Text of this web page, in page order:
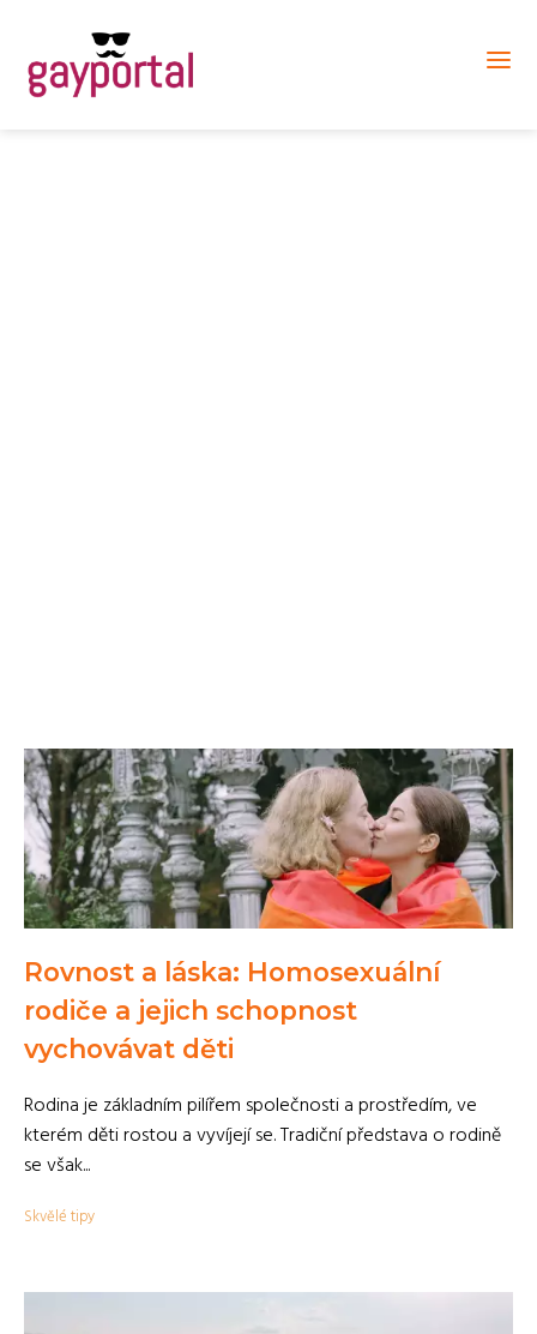
Rovnost a láska: Homosexuální
rodiče a jejich schopnost
vychovávat děti
Rodina je základním pilířem společnosti a prostředím, ve
kterém děti rostou a vyvíjejí se. Tradiční představa o rodině
se však...
Skvělé tipy